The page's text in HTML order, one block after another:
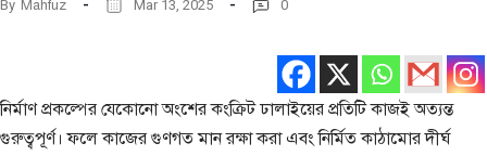
By Mahfuz Mar 13, 2025 0
নির্মাণ প্রকল্পের যেকোনো অংশের কংক্রিট ঢালাইয়ের প্রতিটি কাজই অত্যন্ত
গুরুত্বপূর্ণ। ফলে কাজের গুণগত মান রক্ষা করা এবং নির্মিত কাঠামোর দীর্ঘ